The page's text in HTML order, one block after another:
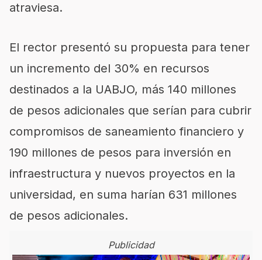
atraviesa.
El rector presentó su propuesta para tener
un incremento del 30% en recursos
destinados a la UABJO, más 140 millones
de pesos adicionales que serían para cubrir
compromisos de saneamiento financiero y
190 millones de pesos para inversión en
infraestructura y nuevos proyectos en la
universidad, en suma harían 631 millones
de pesos adicionales.
Publicidad